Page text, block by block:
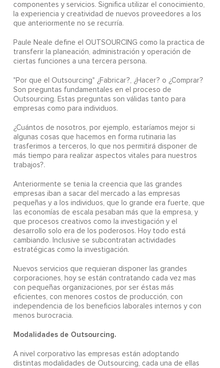
componentes y servicios. Significa utilizar el conocimiento,
la experiencia y creatividad de nuevos proveedores a los
que anteriormente no se recurría.
Paule Neale define el OUTSOURCING como la practica de
transferir la planeación, administración y operación de
ciertas funciones a una tercera persona.
"Por que el Outsourcing" ¿Fabricar?, ¿Hacer? o ¿Comprar?
Son preguntas fundamentales en el proceso de
Outsourcing. Estas preguntas son válidas tanto para
empresas como para individuos.
¿Cuántos de nosotros, por ejemplo, estaríamos mejor si
algunas cosas que hacemos en forma rutinaria las
trasferimos a terceros, lo que nos permitirá disponer de
más tiempo para realizar aspectos vitales para nuestros
trabajos?.
Anteriormente se tenia la creencia que las grandes
empresas iban a sacar del mercado a las empresas
pequeñas y a los individuos, que lo grande era fuerte, que
las economías de escala pesaban más que la empresa, y
que procesos creativos como la investigación y el
desarrollo solo era de los poderosos. Hoy todo está
cambiando. Inclusive se subcontratan actividades
estratégicas como la investigación.
Nuevos servicios que requieran disponer las grandes
corporaciones, hoy se están contratando cada vez mas
con pequeñas organizaciones, por ser éstas más
eficientes, con menores costos de producción, con
independencia de los beneficios laborales internos y con
menos burocracia.
Modalidades de Outsourcing.
A nivel corporativo las empresas están adoptando
distintas modalidades de Outsourcing, cada una de ellas